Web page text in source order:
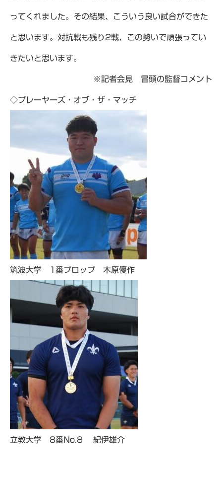
ってくれました。その結果、こういう良い試合ができた
と思います。対抗戦も残り2戦、この勢いで頑張ってい
きたいと思います。
※記者会見 冒頭の監督コメント
◇プレーヤーズ・オブ・ザ・マッチ
筑波大学 1番プロップ 木原優作
立教大学 8番No.8 紀伊雄介